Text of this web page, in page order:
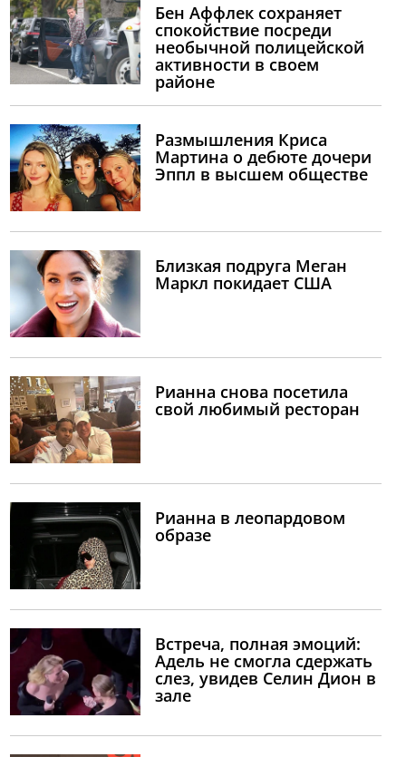
Бен Аффлек сохраняет
спокойствие посреди
необычной полицейской
активности в своем
районе
Размышления Криса
Мартина о дебюте дочери
Эппл в высшем обществе
Близкая подруга Меган
Маркл покидает США
Рианна снова посетила
свой любимый ресторан
Рианна в леопардовом
образе
Встреча, полная эмоций:
Адель не смогла сдержать
слез, увидев Селин Дион в
зале